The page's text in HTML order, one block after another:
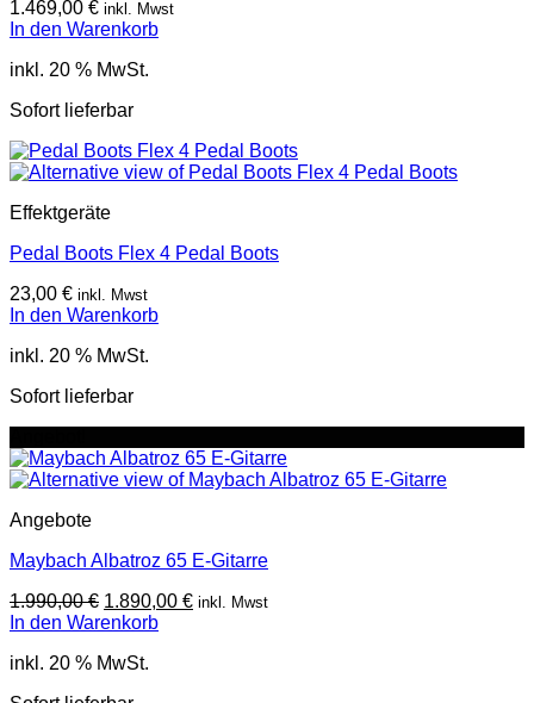
1.469,00 € inkl. Mwst
In den Warenkorb
inkl. 20 % MwSt.
Sofort lieferbar
Effektgeräte
Pedal Boots Flex 4 Pedal Boots
23,00 € inkl. Mwst
In den Warenkorb
inkl. 20 % MwSt.
Sofort lieferbar
Angebote
Maybach Albatroz 65 E-Gitarre
1.990,00€ Ursprünglicher
Preis
1.990,00 €
1.890,00 €Aktueller
inkl. Mwst
In den Warenkorb
inkl. 20 % MwSt.